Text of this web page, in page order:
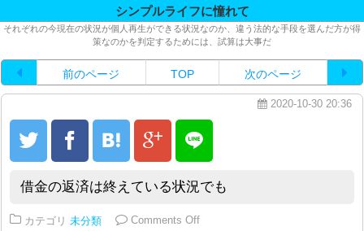
シンプルライフに憧れて
それぞれの今現在の状況が個人再生ができる状況なのか、違う法的な手段を選んだ方が得
策なのかを判定するためには、試算は大事だ
前のページ TOP 次のページ
2020-10-30 20:36
借金の返済は終えている状況でも
カテゴリ 未分類 Comments Offon 借金の返済は終えている状況で